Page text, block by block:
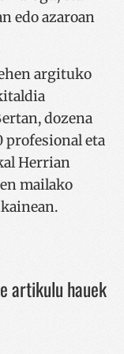
edo azaroan
argituko
dozena
profesional eta
Herrian
mailako
artikulu hauek